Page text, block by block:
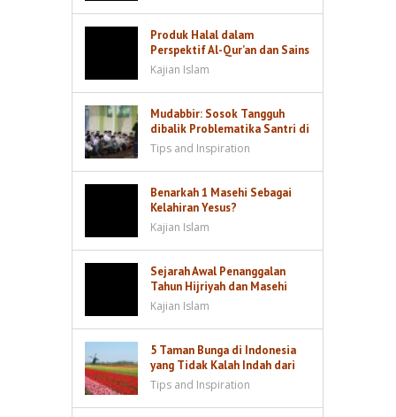
Produk Halal dalam
Perspektif Al-Qur’an dan Sains
Kajian Islam
Mudabbir: Sosok Tangguh
dibalik Problematika Santri di
Kamar
Tips and Inspiration
Benarkah 1 Masehi Sebagai
Kelahiran Yesus?
Kajian Islam
Sejarah Awal Penanggalan
Tahun Hijriyah dan Masehi
Kajian Islam
5 Taman Bunga di Indonesia
yang Tidak Kalah Indah dari
Keukenhof di Belanda
Tips and Inspiration